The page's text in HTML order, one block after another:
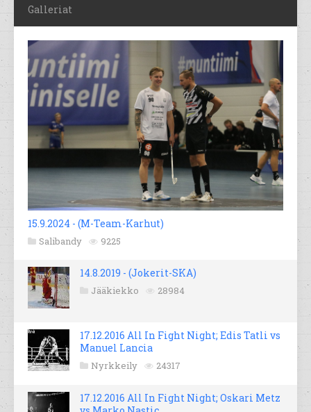
Galleriat
15.9.2024 - (M-Team-Karhut)
Salibandy 9225
14.8.2019 - (Jokerit-SKA)
Jääkiekko 28984
17.12.2016 All In Fight Night; Edis Tatli vs
Manuel Lancia
Nyrkkeily 24317
17.12.2016 All In Fight Night; Oskari Metz